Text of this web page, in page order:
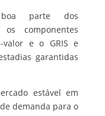
parte dos
componentes
valor e o GRIS e
garantidas
estável em
demanda para o